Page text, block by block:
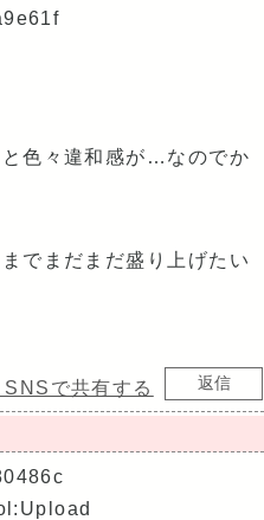
色々違和感が…なのでか
でまだまだ盛り上げたい
SNSで共有する